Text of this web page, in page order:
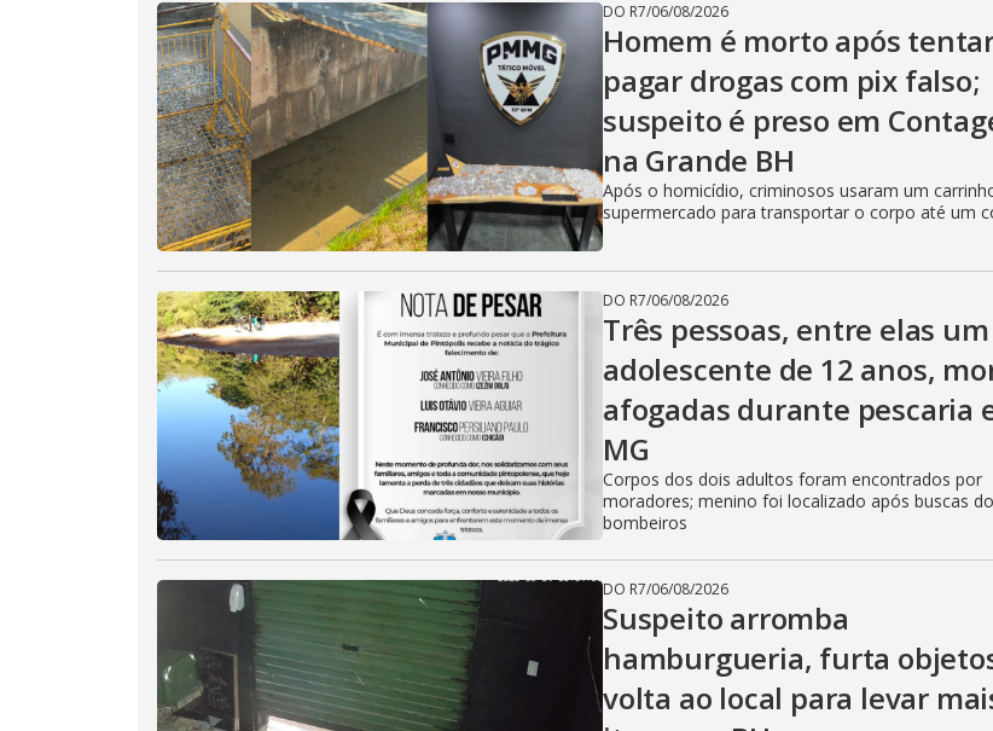
DO R7/06/08/2026
Homem é morto após
pagar drogas com pix falso;
suspeito é preso em
na Grande BH
Após o homicídio, criminosos usaram um
supermercado para transportar o corpo até um
DO R7/06/08/2026
Três pessoas, entre elas um
adolescente de 12 anos,
afogadas durante pescaria
MG
Corpos dos dois adultos foram encontrados por
moradores; menino foi localizado após buscas
bombeiros
DO R7/06/08/2026
Suspeito arromba
hamburgueria, furta
volta ao local para levar